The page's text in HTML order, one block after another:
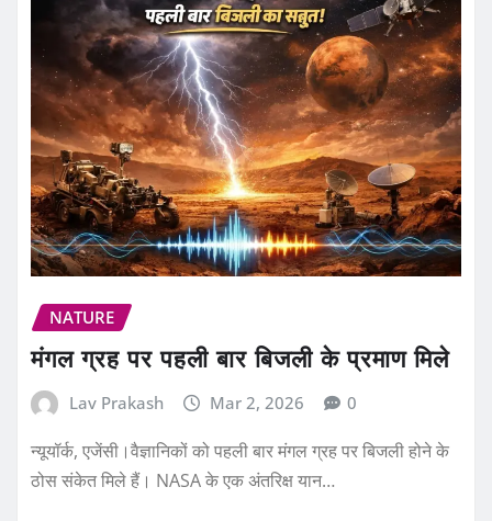
NATURE
मंगल ग्रह पर पहली बार बिजली के प्रमाण मिले
Lav Prakash Mar 2, 2026 0
न्यूयॉर्क, एजेंसी।वैज्ञानिकों को पहली बार मंगल ग्रह पर बिजली होने के
ठोस संकेत मिले हैं। NASA के एक अंतरिक्ष यान…